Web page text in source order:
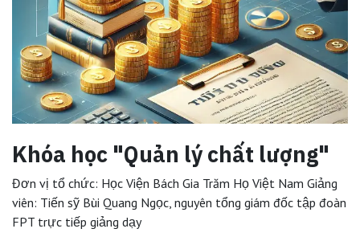
Khóa học "Quản lý chất lượng"
Đơn vị tổ chức: Học Viện Bách Gia Trăm Họ Việt Nam Giảng
viên: Tiến sỹ Bùi Quang Ngọc, nguyên tổng giám đốc tập đoàn
FPT trực tiếp giảng dạy